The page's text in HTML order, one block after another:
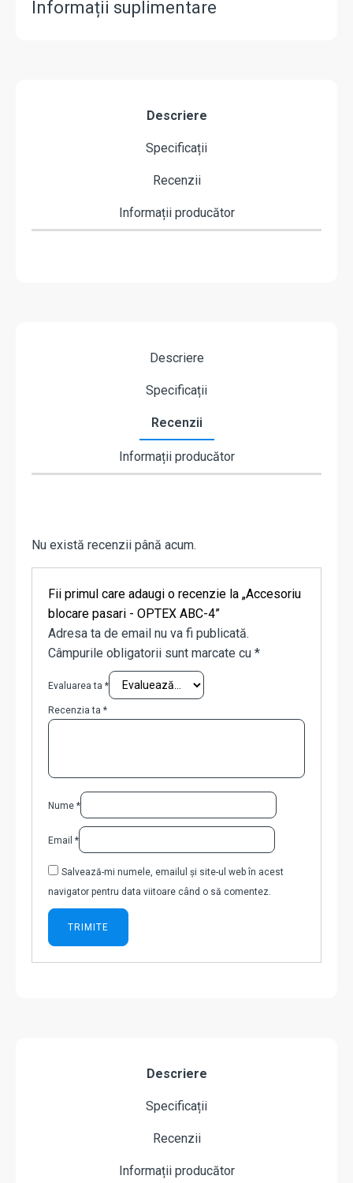
Informații suplimentare
Descriere
Specificații
Recenzii
Informații producător
Descriere
Specificații
Recenzii
Informații producător
Nu există recenzii până acum.
Fii primul care adaugi o recenzie la „Accesoriu
blocare pasari - OPTEX ABC-4”
Adresa ta de email nu va fi publicată.
Câmpurile obligatorii sunt marcate cu *
Evaluarea ta *
Recenzia ta *
Nume *
Email *
Salvează-mi numele, emailul și site-ul web în acest
navigator pentru data viitoare când o să comentez.
Descriere
Specificații
Recenzii
Informații producător